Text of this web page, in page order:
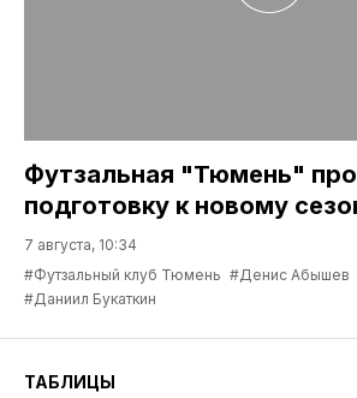
Футзальная "Тюмень"
подготовку к новому
7 августа, 10:34
#Футзальный клуб Тюмень #Денис Абышев
#Даниил Букаткин
ТАБЛИЦЫ